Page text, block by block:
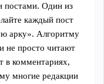
постами. Один из
каждый пост
арку». Алгоритму
не просто читают
в комментариях,
многие редакции